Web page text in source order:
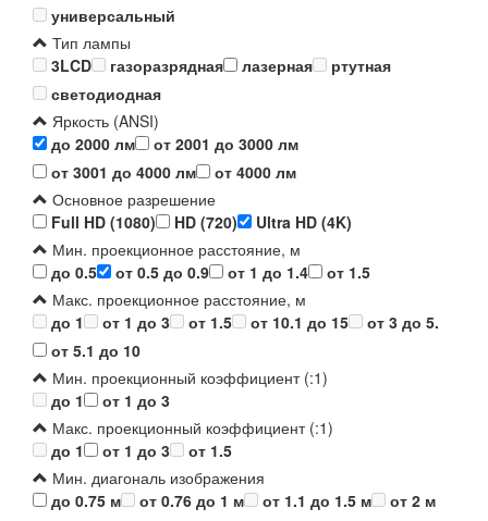
универсальный
Тип лампы
3LCD
газоразрядная лазерная
ртутная
светодиодная
Яркость (ANSI)
до 2000 лм
от 2001 до 3000 лм
от 3001 до 4000 лм
от 4000 лм
Основное разрешение
Full HD (1080)
HD (720)
Ultra HD (4K)
Мин. проекционное расстояние, м
до 0.5
от 0.5 до 0.9 от 1 до 1.4
от 1.5
Макс. проекционное расстояние, м
до 1
от 1 до 3 от 1.5 от 10.1 до 15
от 3 до 5.
от 5.1 до 10
Мин. проекционный коэффициент (:1)
до 1
от 1 до 3
Макс. проекционный коэффициент (:1)
до 1
от 1 до 3
от 1.5
Мин. диагональ изображения
до 0.75 м
от 0.76 до 1 м от 1.1 до 1.5 м
от 2 м